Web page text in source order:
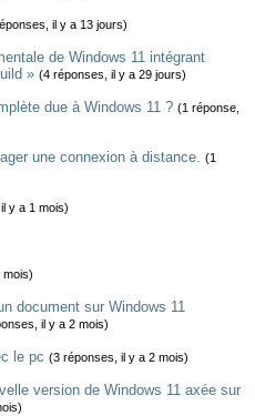
il y a 13 jours)
de Windows 11 intégrant
» (4 réponses, il y a 29 jours)
due à Windows 11 ? (1 réponse,
une connexion à distance. (1
y a 1 mois)
mois)
document sur Windows 11
il y a 2 mois)
le pc (3 réponses, il y a 2 mois)
version de Windows 11 axée sur